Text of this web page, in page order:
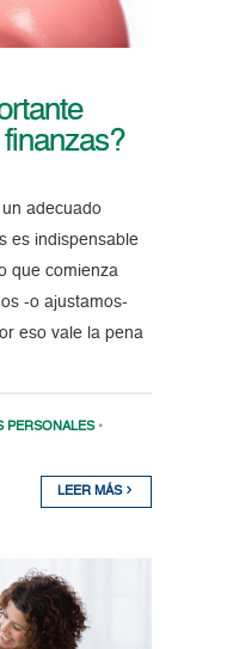
adecuado
es indispensable
que comienza
-o ajustamos-
eso vale la pena
PERSONALES •
LEER MÁS